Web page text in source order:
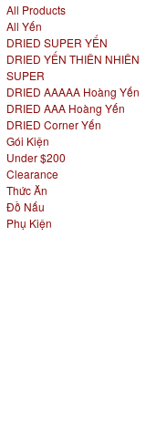
All Products
All Yến
DRIED SUPER YẾN
DRIED YẾN THIÊN NHIÊN
SUPER
DRIED AAAAA Hoàng Yến
DRIED AAA Hoàng Yến
DRIED Corner Yến
Gói Kiện
Under $200
Clearance
Thức Ăn
Đồ Nấu
Phụ Kiện